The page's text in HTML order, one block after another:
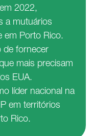
2022,
a mutuários
em Porto Rico.
de fornecer
mais precisam
EUA.
líder nacional na
em territórios
Rico.